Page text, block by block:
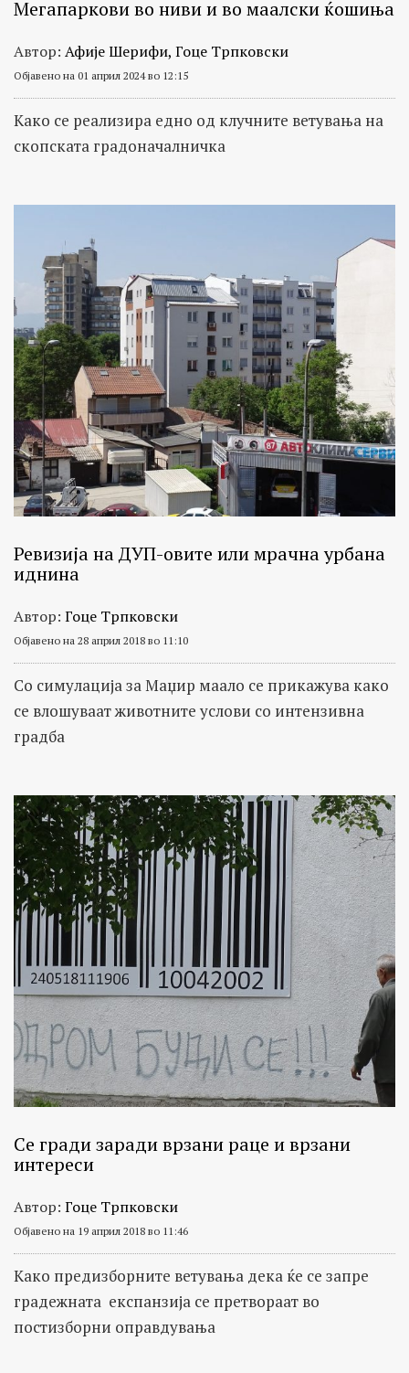
Мегапаркови во ниви и во маалски ќошиња
Автор: Афије Шерифи, Гоце Трпковски
Објавено на 01 април 2024 во 12:15
Како се реализира едно од клучните ветувања на
скопската градоначалничка
Ревизија на ДУП-овите или мрачна урбана
иднина
Автор: Гоце Трпковски
Објавено на 28 април 2018 во 11:10
Со симулација за Маџир маало се прикажува како
се влошуваат животните услови со интензивна
градба
Се гради заради врзани раце и врзани
интереси
Автор: Гоце Трпковски
Објавено на 19 април 2018 во 11:46
Како предизборните ветувања дека ќе се запре
градежната експанзија се претвораат во
постизборни оправдувања